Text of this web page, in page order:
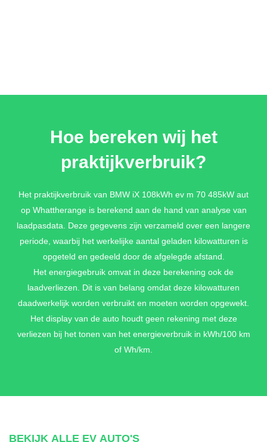
Hoe bereken wij het
praktijkverbruik?
Het praktijkverbruik van BMW iX 108kWh ev m 70 485kW aut
op Whattherange is berekend aan de hand van analyse van
laadpasdata. Deze gegevens zijn verzameld over een langere
periode, waarbij het werkelijke aantal geladen kilowatturen is
opgeteld en gedeeld door de afgelegde afstand.
Het energiegebruik omvat in deze berekening ook de
laadverliezen. Dit is van belang omdat deze kilowatturen
daadwerkelijk worden verbruikt en moeten worden opgewekt.
Het display van de auto houdt geen rekening met deze
verliezen bij het tonen van het energieverbruik in kWh/100 km
of Wh/km.
BEKIJK ALLE EV AUTO'S